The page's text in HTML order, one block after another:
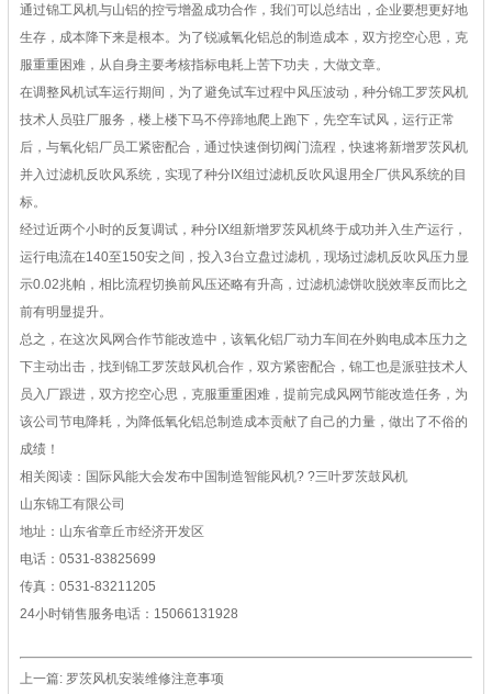
通过锦工风机与山铝的控亏增盈成功合作，我们可以总结出，企业要想更好地
生存，成本降下来是根本。为了锐减氧化铝总的制造成本，双方挖空心思，克
服重重困难，从自身主要考核指标电耗上苦下功夫，大做文章。
在调整风机试车运行期间，为了避免试车过程中风压波动，种分锦工罗茨风机
技术人员驻厂服务，楼上楼下马不停蹄地爬上跑下，先空车试风，运行正常
后，与氧化铝厂员工紧密配合，通过快速倒切阀门流程，快速将新增罗茨风机
并入过滤机反吹风系统，实现了种分IX组过滤机反吹风退用全厂供风系统的目
标。
经过近两个小时的反复调试，种分IX组新增罗茨风机终于成功并入生产运行，
运行电流在140至150安之间，投入3台立盘过滤机，现场过滤机反吹风压力显
示0.02兆帕，相比流程切换前风压还略有升高，过滤机滤饼吹脱效率反而比之
前有明显提升。
总之，在这次风网合作节能改造中，该氧化铝厂动力车间在外购电成本压力之
下主动出击，找到锦工罗茨鼓风机合作，双方紧密配合，锦工也是派驻技术人
员入厂跟进，双方挖空心思，克服重重困难，提前完成风网节能改造任务，为
该公司节电降耗，为降低氧化铝总制造成本贡献了自己的力量，做出了不俗的
成绩！
相关阅读： 国际风能大会发布中国制造智能风机? ?三叶罗茨鼓风机
山东锦工有限公司
地址：山东省章丘市经济开发区
电话：0531-83825699
传真：0531-83211205
24小时销售服务电话：15066131928
上一篇: 罗茨风机安装维修注意事项